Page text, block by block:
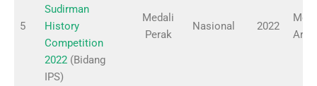
5
Sudirman
History
Competition
2022 (Bidang
IPS)
Medali
Perak
Nasional 2022